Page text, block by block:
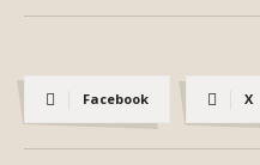
Facebook X